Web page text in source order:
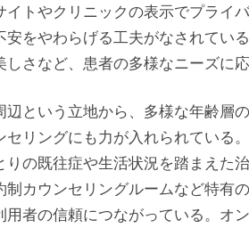
イトやクリニックの表示でプライ
安をやわらげる工夫がなされてい
しさなど、患者の多様なニーズに
辺という立地から、多様な年齢層
セリングにも力が入れられている
りの既往症や生活状況を踏まえた
制カウンセリングルームなど特有
用者の信頼につながっている。オ